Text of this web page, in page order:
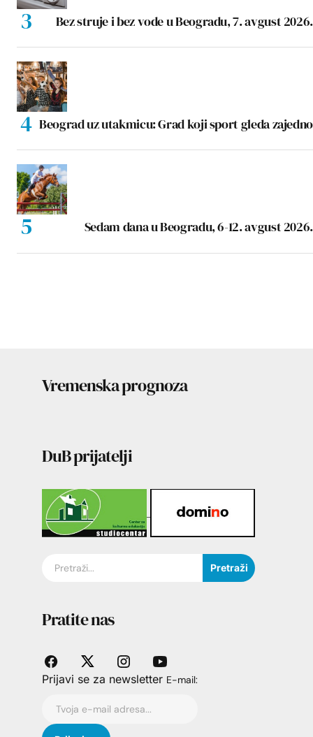
Bez struje i bez vode u Beogradu, 7. avgust 2026.
Beograd uz utakmicu: Grad koji sport gleda zajedno
Sedam dana u Beogradu, 6-12. avgust 2026.
Vremenska prognoza
DuB prijatelji
Pretraži
Pratite nas
Prijavi se za newsletter E-mail: